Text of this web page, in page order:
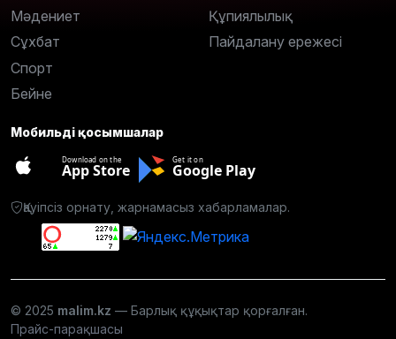
Мәдениет
Сұхбат
Спорт
Бейне
Құпиялылық
Пайдалану ережесі
Мобильді қосымшалар
Download on the
App Store
Get it on
Google Play
Қауіпсіз орнату, жарнамасыз хабарламалар.
© 2025 malim.kz — Барлық құқықтар қорғалған.
Прайс-парақшасы